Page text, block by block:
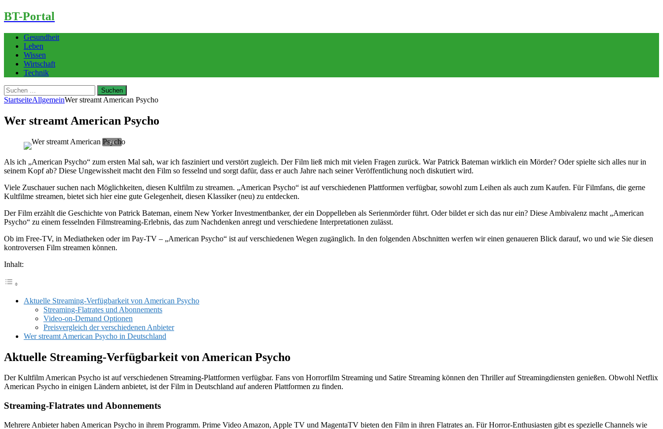
BT-Portal
Gesundheit
Leben
Wissen
Wirtschaft
Technik
Suchen
nach:
StartseiteAllgemeinWer streamt American Psycho
Wer streamt American Psycho
Als ich „American Psycho“ zum ersten Mal sah, war ich fasziniert und verstört zugleich. Der Film ließ mich mit vielen Fragen zurück. War Patrick Bateman wirklich ein Mörder? Oder spielte sich alles nur in
seinem Kopf ab? Diese Ungewissheit macht den Film so fesselnd und sorgt dafür, dass er auch Jahre nach seiner Veröffentlichung noch diskutiert wird.
Viele Zuschauer suchen nach Möglichkeiten, diesen Kultfilm zu streamen. „American Psycho“ ist auf verschiedenen Plattformen verfügbar, sowohl zum Leihen als auch zum Kaufen. Für Filmfans, die gerne
Kultfilme streamen, bietet sich hier eine gute Gelegenheit, diesen Klassiker (neu) zu entdecken.
Der Film erzählt die Geschichte von Patrick Bateman, einem New Yorker Investmentbanker, der ein Doppelleben als Serienmörder führt. Oder bildet er sich das nur ein? Diese Ambivalenz macht „American
Psycho“ zu einem fesselnden Filmstreaming-Erlebnis, das zum Nachdenken anregt und verschiedene Interpretationen zulässt.
Ob im Free-TV, in Mediatheken oder im Pay-TV – „American Psycho“ ist auf verschiedenen Wegen zugänglich. In den folgenden Abschnitten werfen wir einen genaueren Blick darauf, wo und wie Sie diesen
kontroversen Film streamen können.
Inhalt:
Aktuelle Streaming-Verfügbarkeit von American Psycho
Streaming-Flatrates und Abonnements
Video-on-Demand Optionen
Preisvergleich der verschiedenen Anbieter
Wer streamt American Psycho in Deutschland
Aktuelle Streaming-Verfügbarkeit von American Psycho
Der Kultfilm American Psycho ist auf verschiedenen Streaming-Plattformen verfügbar. Fans von Horrorfilm Streaming und Satire Streaming können den Thriller auf Streamingdiensten genießen. Obwohl Netflix
American Psycho in einigen Ländern anbietet, ist der Film in Deutschland auf anderen Plattformen zu finden.
Streaming-Flatrates und Abonnements
Mehrere Anbieter haben American Psycho in ihrem Programm. Prime Video Amazon, Apple TV und MagentaTV bieten den Film in ihren Flatrates an. Für Horror-Enthusiasten gibt es spezielle Channels wie